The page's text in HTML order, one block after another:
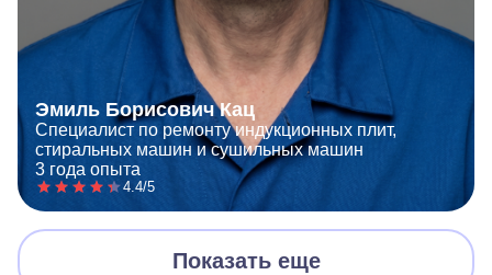
Эмиль Борисович Кац
Специалист по ремонту индукционных плит,
стиральных машин и сушильных машин
3 года опыта
4.4/5
Показать еще